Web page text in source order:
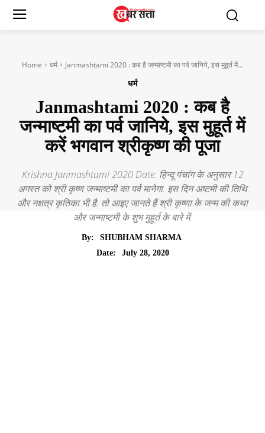
Home धर्म Janmashtami 2020 : कब है जन्माष्टमी का पर्व जानिये, इस मुहूर्त में...
धर्म
Janmashtami 2020 : कब है
जन्माष्टमी का पर्व जानिये, इस मुहूर्त में
करें भगवान श्रीकृष्ण की पूजा
Krishna Janmashtami 2020 Date: हिन्दू पंचांग के अनुसार 12
अगस्त को श्री कृष्ण जन्माष्टमी का पर्व मानेगा. इस दिन अष्टमी की तिथि
और नक्षत्र कृतिका भी है. तो आइए जानते हैं श्री कृष्णा के जन्म की कथा
और जन्माष्टमी के शुभ मुहूर्त के बारे में.
By:
SHUBHAM SHARMA
Date:
July 28, 2020